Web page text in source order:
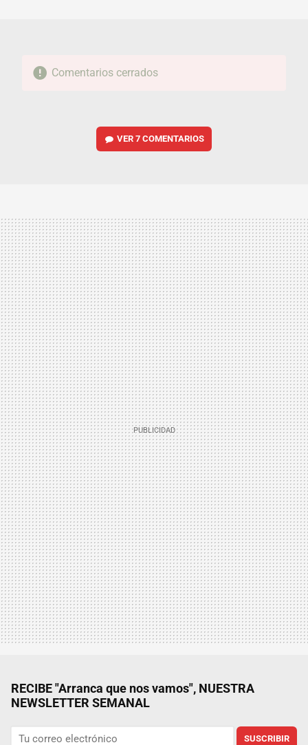
Comentarios cerrados
VER7 COMENTARIOS
RECIBE "Arranca que nos vamos", NUESTRA
NEWSLETTER SEMANAL
SUSCRIBIR